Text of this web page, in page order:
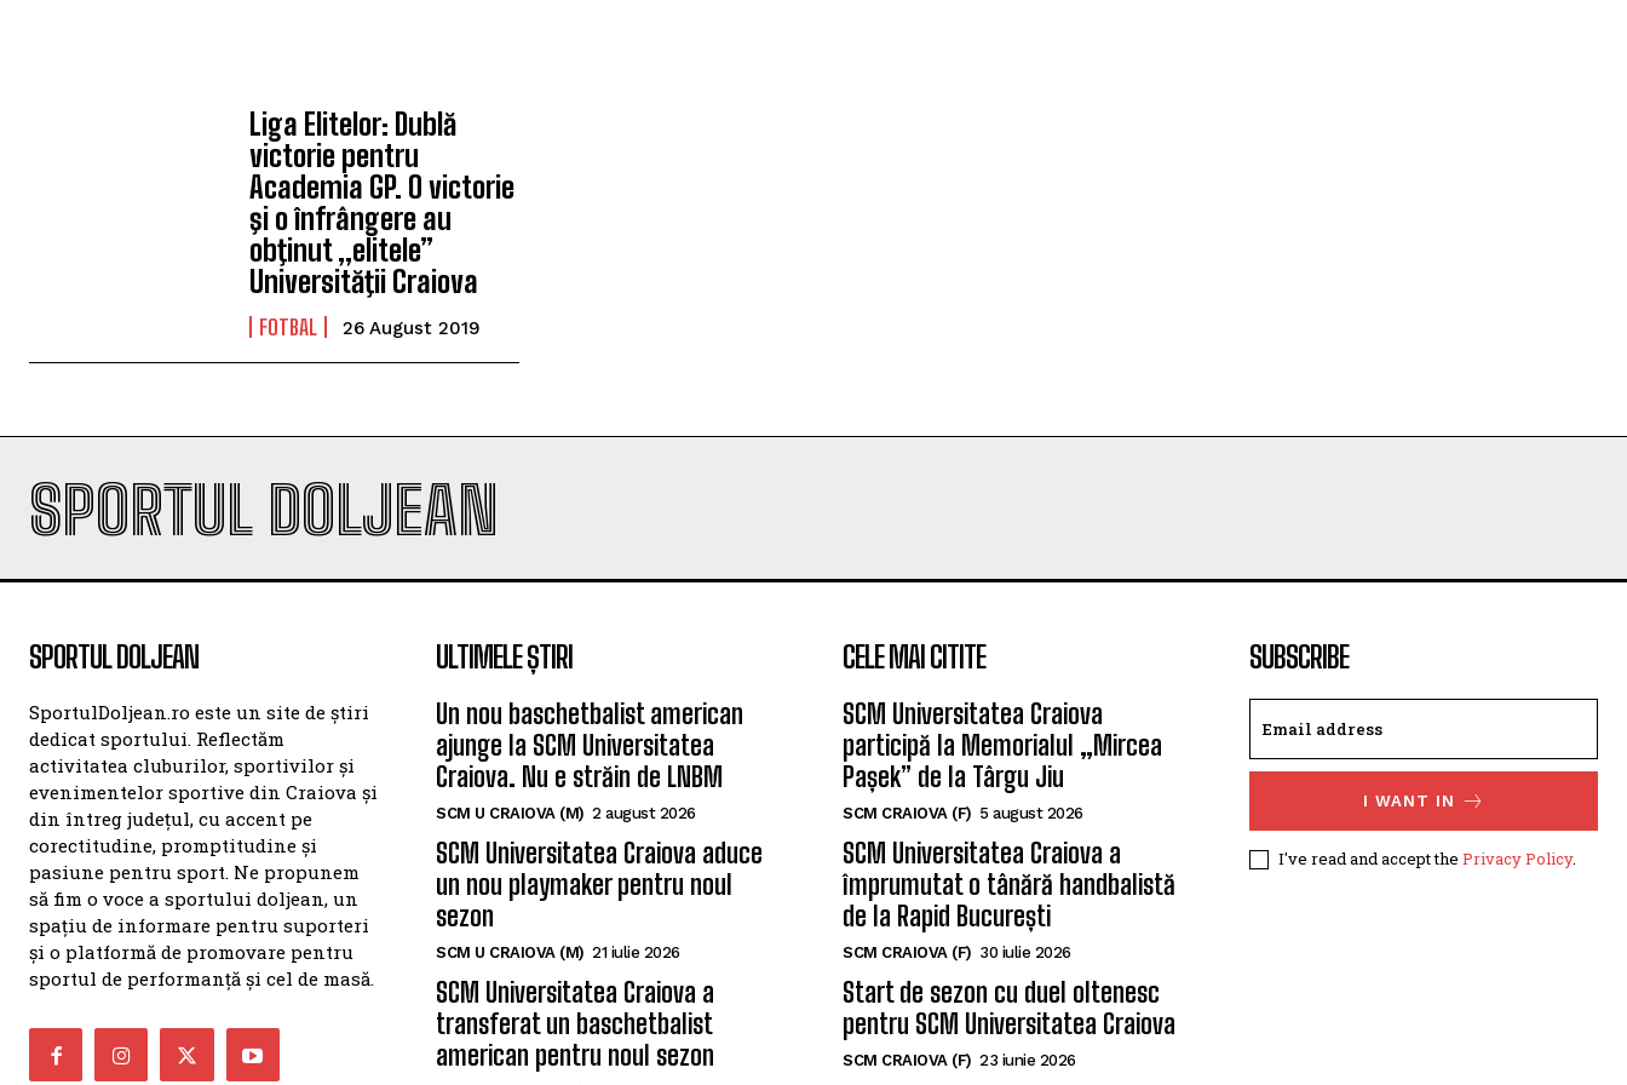
Liga Elitelor: Dublă
victorie pentru
Academia GP. O victorie
şi o înfrângere au
obţinut „elitele”
Universităţii Craiova
FOTBAL 26 August 2019
SPORTUL DOLJEAN
SPORTUL DOLJEAN
SportulDoljean.ro este un site de știri
dedicat sportului. Reflectăm
activitatea cluburilor, sportivilor și
evenimentelor sportive din Craiova și
din întreg județul, cu accent pe
corectitudine, promptitudine și
pasiune pentru sport. Ne propunem
să fim o voce a sportului doljean, un
spațiu de informare pentru suporteri
și o platformă de promovare pentru
sportul de performanță și cel de masă.
ULTIMELE ȘTIRI
Un nou baschetbalist american
ajunge la SCM Universitatea
Craiova. Nu e străin de LNBM
SCM U CRAIOVA (M) 2 august 2026
SCM Universitatea Craiova aduce
un nou playmaker pentru noul
sezon
SCM U CRAIOVA (M) 21 iulie 2026
SCM Universitatea Craiova a
transferat un baschetbalist
american pentru noul sezon
CELE MAI CITITE
SCM Universitatea Craiova
participă la Memorialul „Mircea
Pașek” de la Târgu Jiu
SCM CRAIOVA (F) 5 august 2026
SCM Universitatea Craiova a
împrumutat o tânără handbalistă
de la Rapid București
SCM CRAIOVA (F) 30 iulie 2026
Start de sezon cu duel oltenesc
pentru SCM Universitatea Craiova
SCM CRAIOVA (F) 23 iunie 2026
SUBSCRIBE
I WANT IN
I've read and accept the Privacy Policy.